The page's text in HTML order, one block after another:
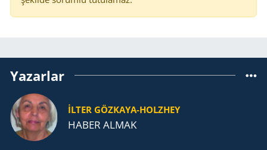
Yazarlar
İLTER GÖZKAYA-HOLZHEY
HABER ALMAK